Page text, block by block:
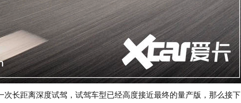
长距离深度试驾，试驾车型已经高度接近最终的量产版，那么接下